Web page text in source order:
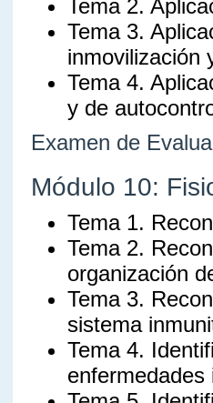
Tema 2.
Tema 3.
inmovilización
Tema 4.
y de
Examen de
Módulo 10:
Tema 1.
Tema 2.
organización
Tema 3.
sistema
Tema 4.
enfermedades